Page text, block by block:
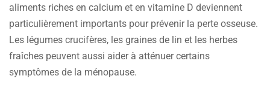
aliments riches en calcium et en vitamine D deviennent
particulièrement importants pour prévenir la perte osseuse.
Les légumes crucifères, les graines de lin et les herbes
fraîches peuvent aussi aider à atténuer certains
symptômes de la ménopause.